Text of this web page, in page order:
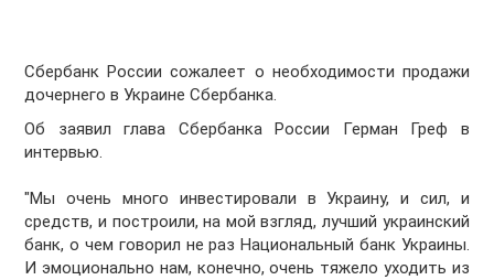
Сбербанк России сожалеет о необходимости продажи
дочернего в Украине Сбербанка.
Об заявил глава Сбербанка России Герман Греф в
интервью.
"Мы очень много инвестировали в Украину, и сил, и
средств, и построили, на мой взгляд, лучший украинский
банк, о чем говорил не раз Национальный банк Украины.
И эмоционально нам, конечно, очень тяжело уходить из